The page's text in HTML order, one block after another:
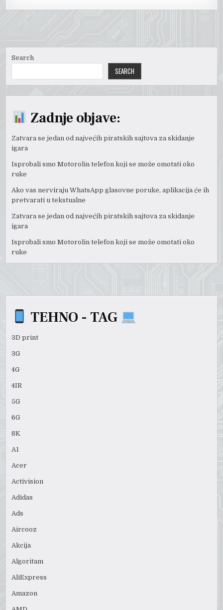
Search
SEARCH
Zadnje objave:
Zatvara se jedan od najvećih piratskih sajtova za skidanje
igara
Isprobali smo Motorolin telefon koji se može omotati oko
ruke
Ako vas nerviraju WhatsApp glasovne poruke, aplikacija će ih
pretvarati u tekstualne
Zatvara se jedan od najvećih piratskih sajtova za skidanje
igara
Isprobali smo Motorolin telefon koji se može omotati oko
ruke
TEHNO - TAG
3D print
3G
4G
4IR
5G
6G
8K
A1
Acer
Activision
Adidas
Ads
Aircooz
Akcija
Algoritam
AliExpress
Amazon